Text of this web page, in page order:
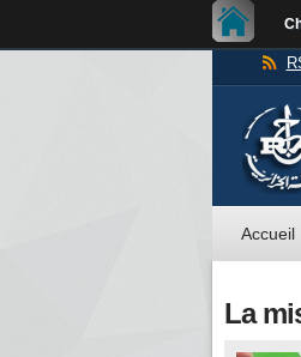
Accueil
La